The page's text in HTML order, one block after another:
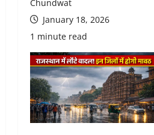
Chundwat
January 18, 2026
1 minute read